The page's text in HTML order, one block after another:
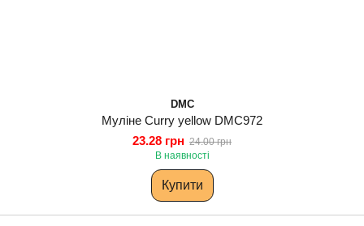
DMC
Муліне Curry yellow DMC972
23.28 грн 24.00 грн
В наявності
Купити